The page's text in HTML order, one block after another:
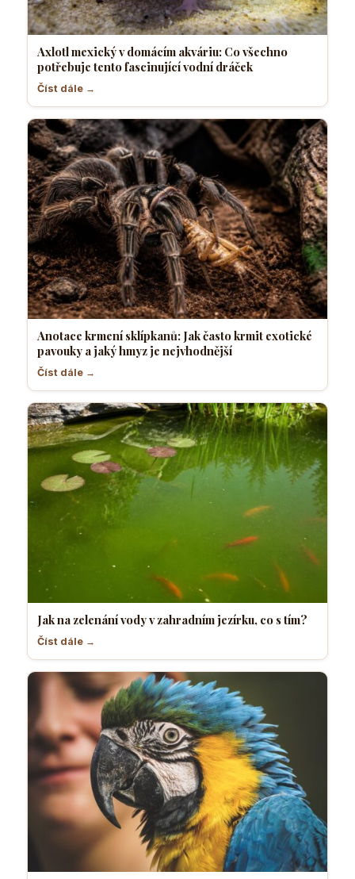
Axlotl mexický v domácím akváriu: Co všechno
potřebuje tento fascinující vodní dráček
Číst dále →
Anotace krmení sklípkanů: Jak často krmit exotické
pavouky a jaký hmyz je nejvhodnější
Číst dále →
Jak na zelenání vody v zahradním jezírku, co s tím?
Číst dále →